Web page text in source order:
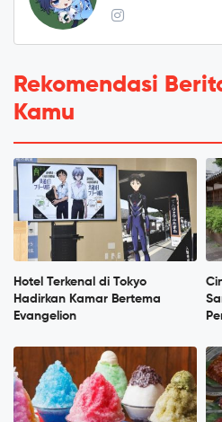
Rekomendasi
Kamu
Hotel Terkenal di Tokyo
Hadirkan Kamar Bertema
Evangelion